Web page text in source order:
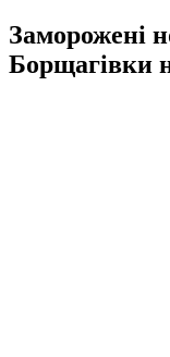
Заморожені
Борщагівки